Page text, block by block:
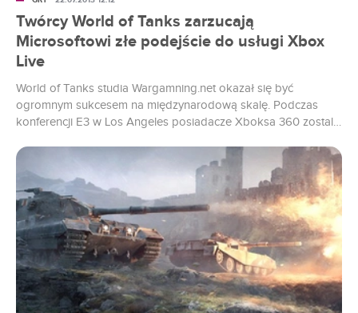
Twórcy World of Tanks zarzucają
Microsoftowi złe podejście do usługi Xbox
Live
World of Tanks studia Wargamning.net okazał się być
ogromnym sukcesem na międzynarodową skalę. Podczas
konferencji E3 w Los Angeles posiadacze Xboksa 360 zostali
konsolę. Po ponad miesiącu od tego czasu doszło do
pierwszej małżeńskiej kłótni. Wargaming za pomocą mediów
uderzył w politykę giganta dotyczącą Xbox Live i trudno nie
przyznać mu racji.